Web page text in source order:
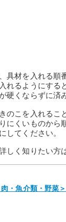
具材を入れる順
れるようにする
硬くならずに済
のこを入れるこ
にくいものから
してください。
しく知りたい方
・魚介類・野菜